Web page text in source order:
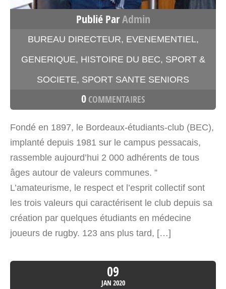
Publié ParAdmin
BUREAU DIRECTEUR, EVENEMENTIEL,
GENERIQUE, HISTOIRE DU BEC, SPORT &
SOCIETE, SPORT SANTE SENIORS
0 COMMENTAIRES
Fondé en 1897, le Bordeaux-étudiants-club (BEC),
implanté depuis 1981 sur le campus pessacais,
rassemble aujourd’hui 2 000 adhérents de tous
âges autour de valeurs communes. ”
L’amateurisme, le respect et l’esprit collectif sont
les trois valeurs qui caractérisent le club depuis sa
création par quelques étudiants en médecine
joueurs de rugby. 123 ans plus tard, […]
09
JAN 2020